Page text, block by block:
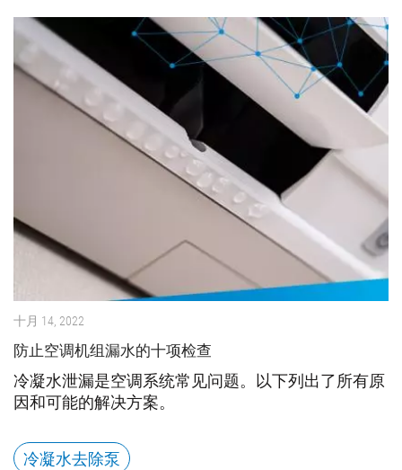
十月 14, 2022
防止空调机组漏水的十项检查
冷凝水泄漏是空调系统常见问题。以下列出了所有原
因和可能的解决方案。
冷凝水去除泵